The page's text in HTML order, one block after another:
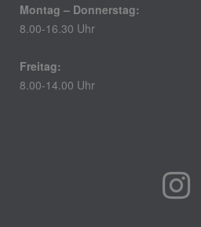
Montag – Donnerstag:
8.00-16.30 Uhr
Freitag:
8.00-14.00 Uhr